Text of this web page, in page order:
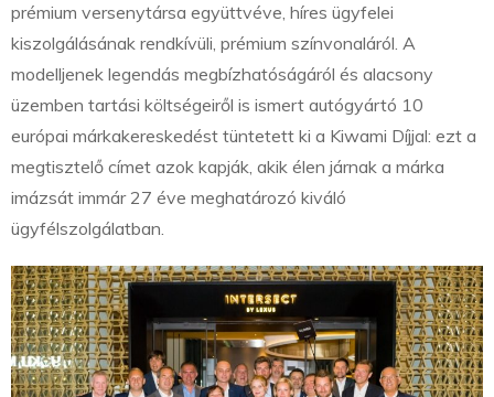
prémium versenytársa együttvéve, híres ügyfelei
kiszolgálásának rendkívüli, prémium színvonaláról. A
modelljenek legendás megbízhatóságáról és alacsony
üzemben tartási költségeiről is ismert autógyártó 10
európai márkakereskedést tüntetett ki a Kiwami Díjjal: ezt a
megtisztelő címet azok kapják, akik élen járnak a márka
imázsát immár 27 éve meghatározó kiváló
ügyfélszolgálatban.